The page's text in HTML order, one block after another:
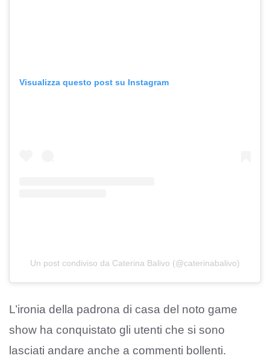
Visualizza questo post su Instagram
Un post condiviso da Caterina Balivo (@caterinabalivo)
L’ironia della padrona di casa del noto game
show ha conquistato gli utenti che si sono
lasciati andare anche a commenti bollenti.